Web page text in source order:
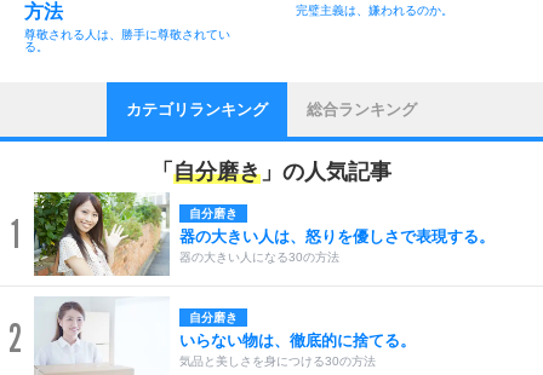
方法
尊敬される人は、勝手に尊敬されてい
る。
完璧主義は、嫌われるのか。
カテゴリランキング 総合ランキング
「 自分磨き 」の人気記事
1 自分磨き
器の大きい人は、怒りを優しさで表現する。
器の大きい人になる30の方法
2 自分磨き
いらない物は、徹底的に捨てる。
気品と美しさを身につける30の方法